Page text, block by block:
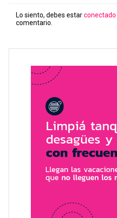
Lo siento, debes estarconectado
comentario.